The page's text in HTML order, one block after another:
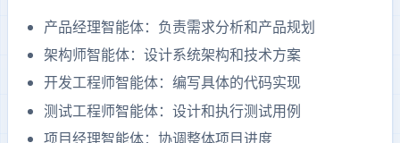
产品经理智能体：负责需求分析和产品规划
架构师智能体：设计系统架构和技术方案
开发工程师智能体：编写具体的代码实现
测试工程师智能体：设计和执行测试用例
项目经理智能体：协调整体项目进度